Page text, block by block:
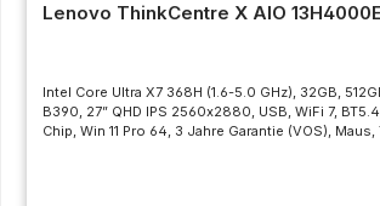
Lenovo ThinkCentre X AIO
Intel Core Ultra X7 368H (1.6-5.0 GHz), 32GB,
B390, 27” QHD IPS 2560x2880, USB, WiFi 7,
Chip, Win 11 Pro 64, 3 Jahre Garantie (VOS), Maus,